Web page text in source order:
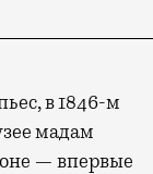
в 1846-м
мадам
— впервые